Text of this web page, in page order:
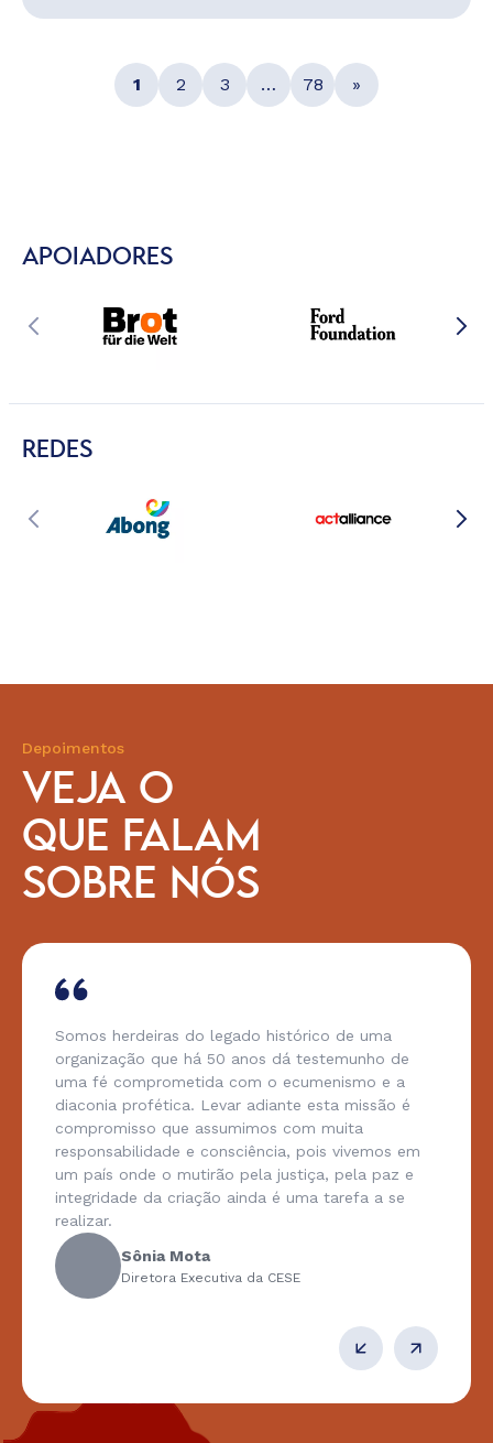
1 2 3 … 78 »
APOIADORES
REDES
Depoimentos
VEJA O
QUE FALAM
SOBRE NÓS
Somos herdeiras do legado histórico de uma
organização que há 50 anos dá testemunho de
uma fé comprometida com o ecumenismo e a
diaconia profética. Levar adiante esta missão é
compromisso que assumimos com muita
responsabilidade e consciência, pois vivemos em
um país onde o mutirão pela justiça, pela paz e
integridade da criação ainda é uma tarefa a se
realizar.
Sônia Mota
Diretora Executiva da CESE